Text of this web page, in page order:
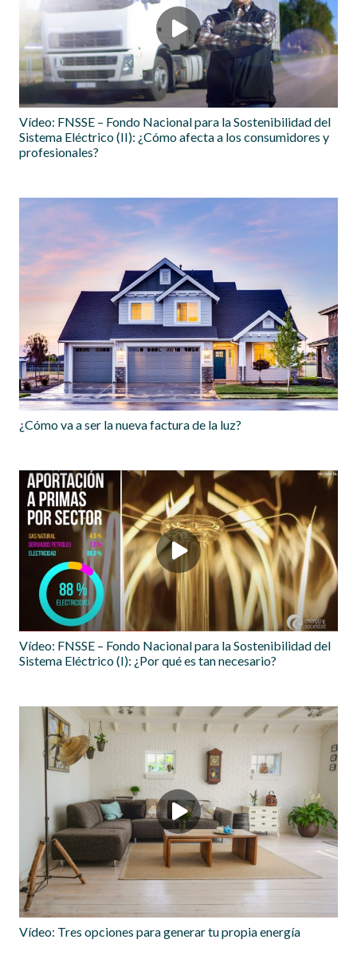
Vídeo: FNSSE – Fondo Nacional para la Sostenibilidad del
Sistema Eléctrico (II): ¿Cómo afecta a los consumidores y
profesionales?
¿Cómo va a ser la nueva factura de la luz?
Vídeo: FNSSE – Fondo Nacional para la Sostenibilidad del
Sistema Eléctrico (I): ¿Por qué es tan necesario?
Vídeo: Tres opciones para generar tu propia energía